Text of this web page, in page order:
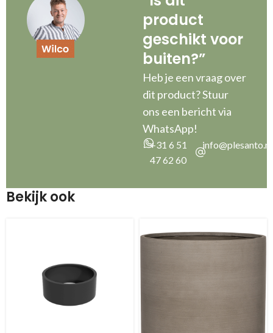
product
geschikt voor
buiten?”
Heb je een vraag over
dit product? Stuur
ons een bericht via
WhatsApp!
+31 6 51
47 62 60
info@plesanto.nl
Bekijk ook